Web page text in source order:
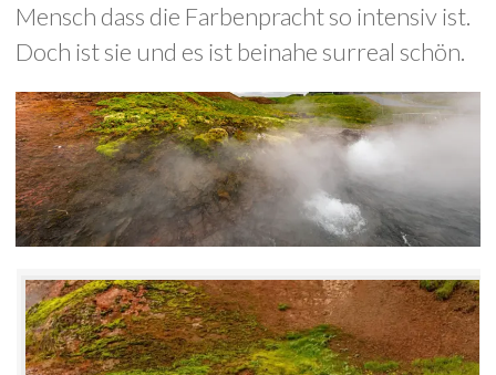
Mensch dass die Farbenpracht so intensiv ist.
Doch ist sie und es ist beinahe surreal schön.